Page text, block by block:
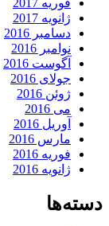
ژانویه 2017
دسامبر 2016
نوامبر 2016
آگوست 2016
جولای 2016
ژوئن 2016
می 2016
آوریل 2016
مارس 2016
فوریه 2016
ژانویه 2016
دسته‌ها